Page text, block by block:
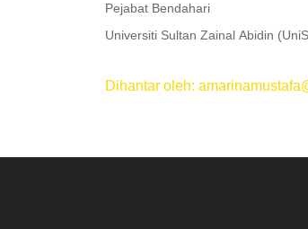
Pejabat Bendahari
Universiti Sultan Zainal Abidin
Dihantar oleh: